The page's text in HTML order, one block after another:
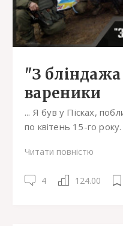
"З
вареники
... Я був у Пісках,
по квітень 15-го року.
Читати повністю
4 124.00